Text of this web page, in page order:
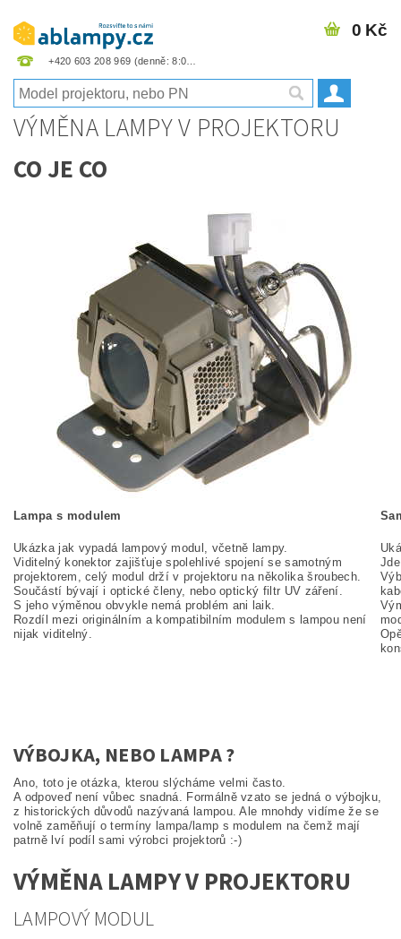
+420 603 208 969
0 Kč
VÝMĚNA LAMPY V PROJEKTORU
CO JE CO
Lampa s modulem
Ukázka jak vypadá lampový modul, včetně lampy.
Viditelný konektor zajišťuje spolehlivé spojení se samotným
projektorem, celý modul drží v projektoru na několika šroubech.
Součástí bývají i optické členy, nebo optický filtr UV záření.
S jeho výměnou obvykle nemá problém ani laik.
Rozdíl mezi originálním a kompatibilním modulem s lampou není
nijak viditelný.
VÝBOJKA, NEBO LAMPA ?
Ano, toto je otázka, kterou slýcháme velmi často.
A odpoveď není vůbec snadná. Formálně vzato se jedná o výbojku,
z historických důvodů nazývaná lampou. Ale mnohdy vidíme že se
volně zaměňují o termíny lampa/lamp s modulem na čemž mají
patrně lví podíl sami výrobci projektorů :-)
VÝMĚNA LAMPY V PROJEKTORU
LAMPOVÝ MODUL